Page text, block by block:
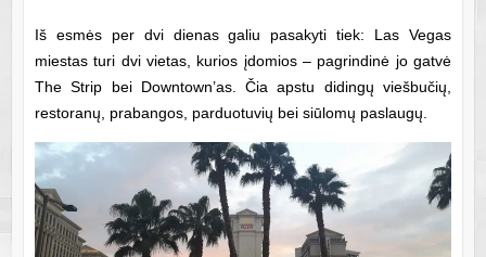
Iš esmės per dvi dienas galiu pasakyti tiek: Las Vegas
miestas turi dvi vietas, kurios įdomios – pagrindinė jo gatvė
The Strip bei Downtown’as. Čia apstu didingų viešbučių,
restoranų, prabangos, parduotuvių bei siūlomų paslaugų.